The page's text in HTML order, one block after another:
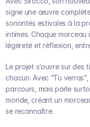
signe une œuvre
sonorités estivales à la
intimes. Chaque
légèreté et réflexion,
Le projet s’ouvre sur
chacun. Avec “Tu
parcours, mais parle
monde, créant un
se reconnaître.